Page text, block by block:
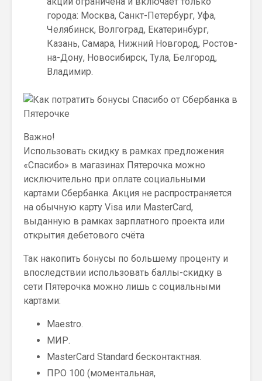
города: Москва, Санкт-Петербург, Уфа,
Челябинск, Волгоград, Екатеринбург,
Казань, Самара, Нижний Новгород, Ростов-
на-Дону, Новосибирск, Тула, Белгород,
Владимир.
Важно!
Использовать скидку в рамках предложения
«Спасибо» в магазинах Пятерочка можно
исключительно при оплате социальными
картами Сбербанка. Акция не распространяется
на обычную карту Visa или MasterCard,
выданную в рамках зарплатного проекта или
открытия дебетового счёта
Так накопить бонусы по большему проценту и
впоследствии использовать баллы-скидку в
сети Пятерочка можно лишь с социальными
картами:
Maestro.
МИР.
MasterCard Standard бесконтактная.
ПРО 100 (моментальная,